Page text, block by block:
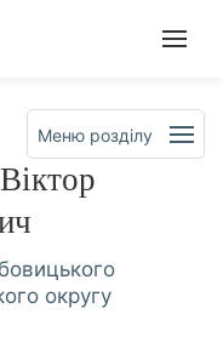
Меню розділу
округу